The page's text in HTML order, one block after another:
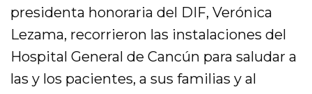
presidenta honoraria del DIF, Verónica
Lezama, recorrieron las instalaciones del
Hospital General de Cancún para saludar a
las y los pacientes, a sus familias y al